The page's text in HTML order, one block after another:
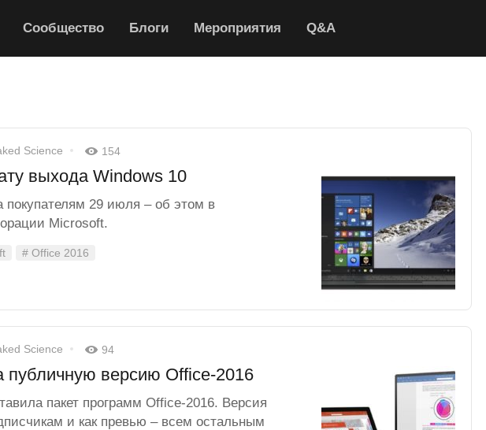
Сообщество Блоги Мероприятия Q&A
Science 154
выхода Windows 10
покупателям 29 июля – об этом в
Microsoft.
# Office 2016
Science 94
публичную версию Office-2016
пакет программ Office-2016. Версия
и как превью – всем остальным